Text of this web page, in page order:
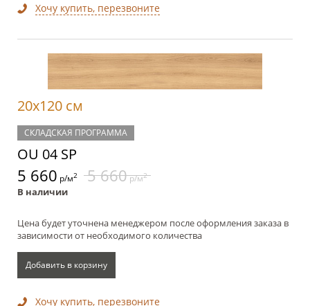
Хочу купить, перезвоните
20x120 см
СКЛАДСКАЯ ПРОГРАММА
OU 04 SP
5 660 р/м2 5 660р/м2
В наличии
Цена будет уточнена менеджером после оформления заказа в
зависимости от необходимого количества
Добавить в корзину
Хочу купить, перезвоните